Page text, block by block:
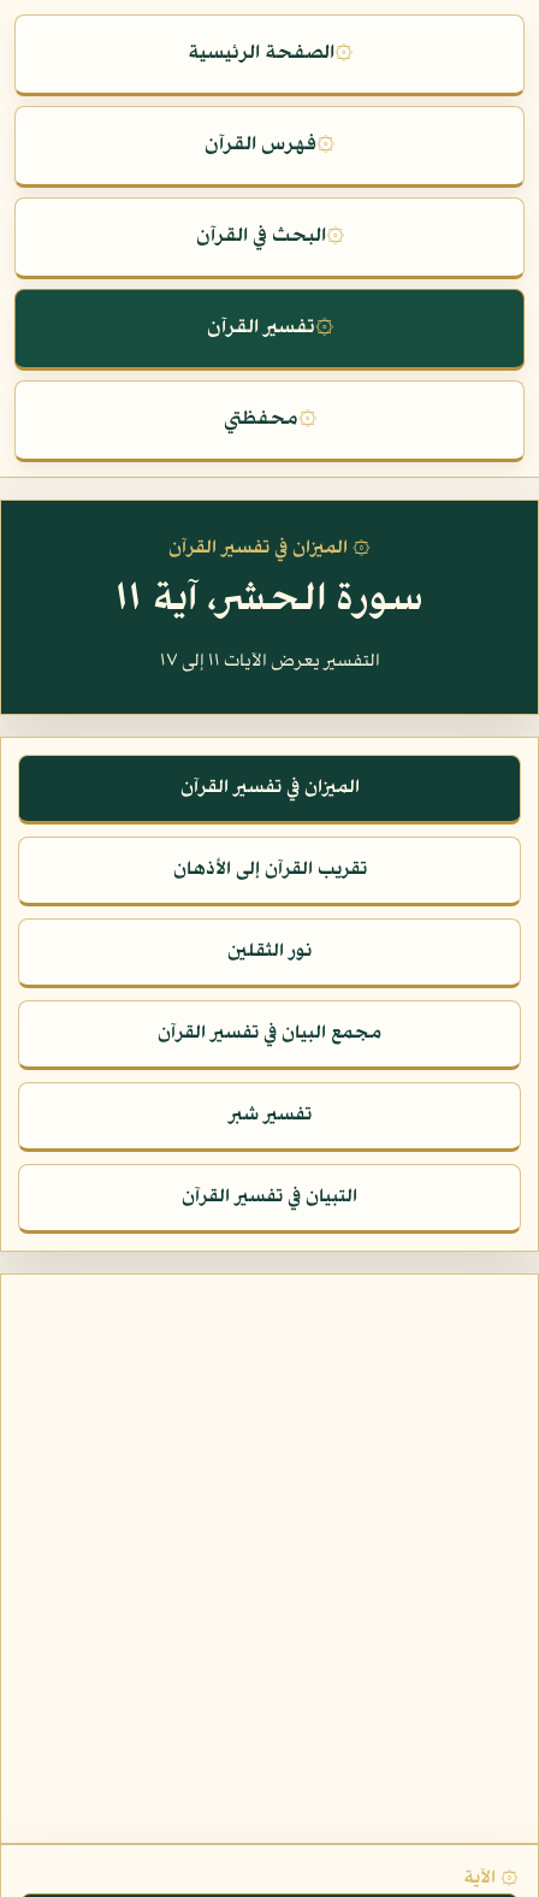
۞الصفحة الرئيسية
۞فهرس القرآن
۞البحث في القرآن
۞تفسير القرآن
۞محفظتي
۞ الميزان في تفسير القرآن
سورة الحشر، آية ١١
التفسير يعرض الآيات ١١ إلى ١٧
الميزان في تفسير القرآن
تقريب القرآن إلى الأذهان
نور الثقلين
مجمع البيان في تفسير القرآن
تفسير شبر
التبيان في تفسير القرآن
۞ الآية